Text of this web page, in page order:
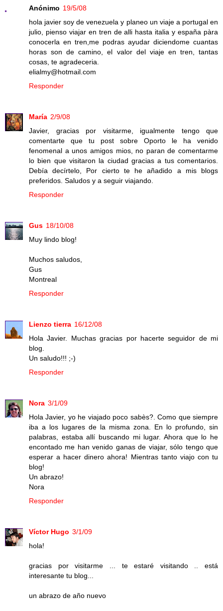
Anónimo 19/5/08
hola javier soy de venezuela y planeo un viaje a portugal en
julio, pienso viajar en tren de alli hasta italia y españa pàra
conocerla en tren,me podras ayudar diciendome cuantas
horas son de camino, el valor del viaje en tren, tantas
cosas, te agradeceria.
elialmy@hotmail.com
Responder
María 2/9/08
Javier, gracias por visitarme, igualmente tengo que
comentarte que tu post sobre Oporto le ha venido
fenomenal a unos amigos mios, no paran de comentarme
lo bien que visitaron la ciudad gracias a tus comentarios.
Debía decírtelo, Por cierto te he añadido a mis blogs
preferidos. Saludos y a seguir viajando.
Responder
Gus 18/10/08
Muy lindo blog!
Muchos saludos,
Gus
Montreal
Responder
Lienzo tierra 16/12/08
Hola Javier. Muchas gracias por hacerte seguidor de mi
blog.
Un saludo!!! ;-)
Responder
Nora 3/1/09
Hola Javier, yo he viajado poco sabès?. Como que siempre
iba a los lugares de la misma zona. En lo profundo, sin
palabras, estaba allí buscando mi lugar. Ahora que lo he
encontado me han venido ganas de viajar, sólo tengo que
esperar a hacer dinero ahora! Mientras tanto viajo con tu
blog!
Un abrazo!
Nora
Responder
Víctor Hugo 3/1/09
hola!
gracias por visitarme ... te estaré visitando .. está
interesante tu blog...
un abrazo de año nuevo